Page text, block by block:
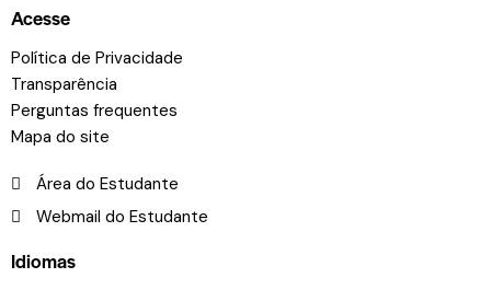
Acesse
Política de Privacidade
Transparência
Perguntas frequentes
Mapa do site
Área do Estudante
Webmail do Estudante
Idiomas